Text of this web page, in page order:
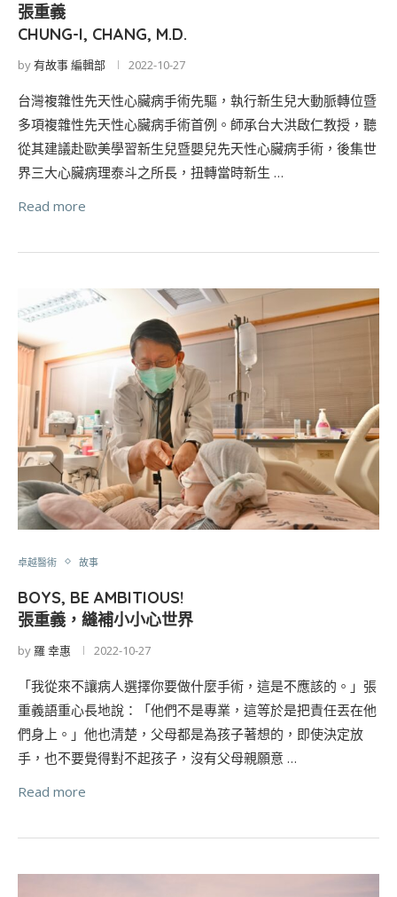
張重義
CHUNG-I, CHANG, M.D.
by有故事 編輯部 2022-10-27
台灣複雜性先天性心臟病手術先驅，執行新生兒大動脈轉位暨
多項複雜性先天性心臟病手術首例。師承台大洪啟仁教授，聽
從其建議赴歐美學習新生兒暨嬰兒先天性心臟病手術，後集世
界三大心臟病理泰斗之所長，扭轉當時新生 …
Read more
卓越醫術 故事
BOYS, BE AMBITIOUS!
張重義，縫補小小心世界
by 羅 幸惠 2022-10-27
「我從來不讓病人選擇你要做什麼手術，這是不應該的。」張
重義語重心長地說：「他們不是專業，這等於是把責任丟在他
們身上。」他也清楚，父母都是為孩子著想的，即使決定放
手，也不要覺得對不起孩子，沒有父母親願意 …
Read more